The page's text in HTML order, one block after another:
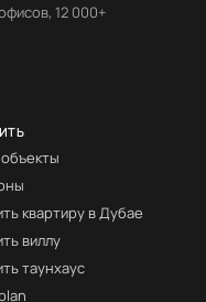
12 000+
квартиру в Дубае
виллу
таунхаус